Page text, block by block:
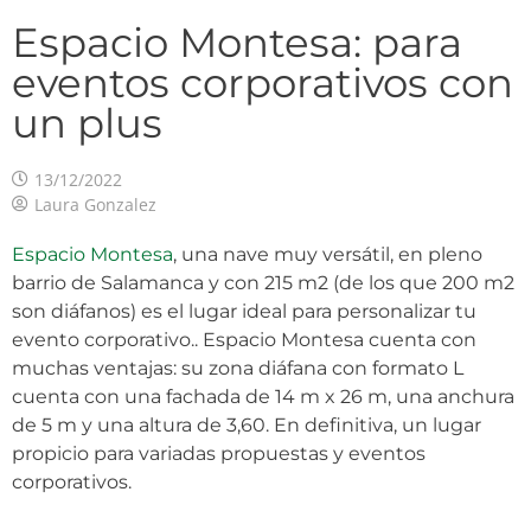
Espacio Montesa: para
eventos corporativos con
un plus
13/12/2022
Laura Gonzalez
Espacio Montesa, una nave muy versátil, en pleno
barrio de Salamanca y con 215 m2 (de los que 200 m2
son diáfanos) es el lugar ideal para personalizar tu
evento corporativo.. Espacio Montesa cuenta con
muchas ventajas: su zona diáfana con formato L
cuenta con una fachada de 14 m x 26 m, una anchura
de 5 m y una altura de 3,60. En definitiva, un lugar
propicio para variadas propuestas y eventos
corporativos.